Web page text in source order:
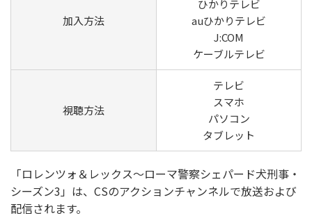
加入方法
ひかりテレビ
auひかりテレビ
J:COM
ケーブルテレビ
視聴方法
テレビ
スマホ
パソコン
タブレット
「ロレンツォ＆レックス～ローマ警察シェパード犬刑事・
シーズン3」は、CSのアクションチャンネルで放送および
配信されます。